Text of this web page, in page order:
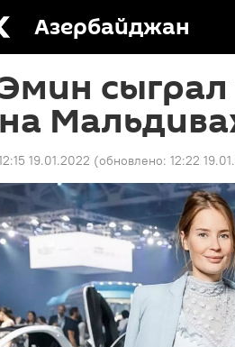
Азербайджан
Эмин
на
19.01.2022 (обновлено: 12:22